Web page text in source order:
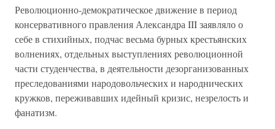
Революционно-демократическое движение в период
консервативного правления Александра III заявляло о
себе в стихийных, подчас весьма бурных крестьянских
волнениях, отдельных выступлениях революционной
части студенчества, в деятельности дезорганизованных
преследованиями народовольческих и народнических
кружков, переживавших идейный кризис, незрелость и
фанатизм.